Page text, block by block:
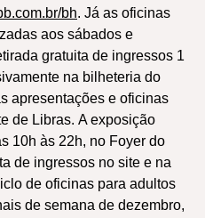
bh. Já as oficinas
aos sábados e
gratuita de ingressos 1
na bilheteria do
apresentações e oficinas
de Libras. A exposição
10h às 22h, no Foyer do
de ingressos no site e na
de oficinas para adultos
de semana de dezembro,